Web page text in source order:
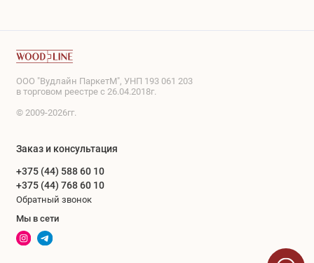
ООО "Вудлайн ПаркетМ", УНП 193 061 203
в торговом реестре с 26.04.2018г.
© 2009-2026гг.
Заказ и консультация
+375 (44) 588 60 10
+375 (44) 768 60 10
Обратный звонок
Мы в сети